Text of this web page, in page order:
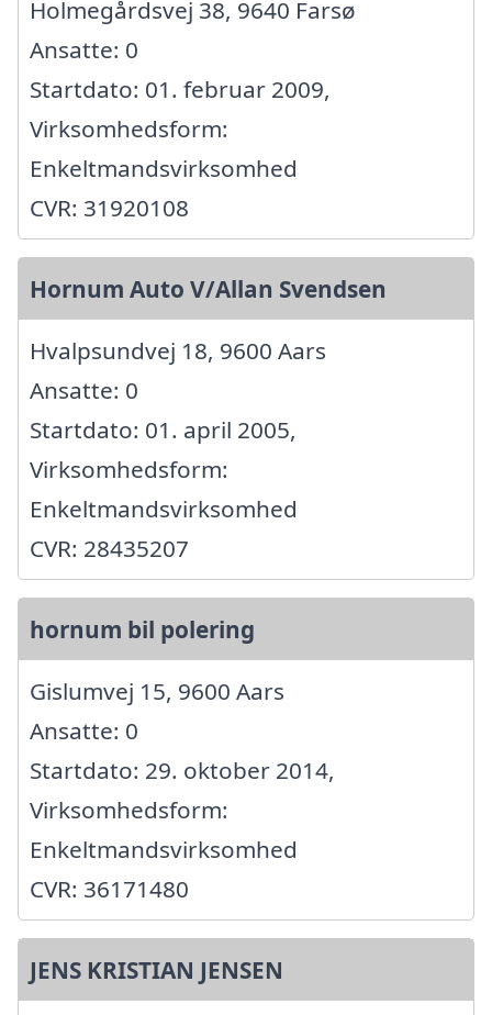
Holmegårdsvej 38, 9640 Farsø
Ansatte: 0
Startdato: 01. februar 2009,
Virksomhedsform:
Enkeltmandsvirksomhed
CVR: 31920108
Hornum Auto V/Allan Svendsen
Hvalpsundvej 18, 9600 Aars
Ansatte: 0
Startdato: 01. april 2005,
Virksomhedsform:
Enkeltmandsvirksomhed
CVR: 28435207
hornum bil polering
Gislumvej 15, 9600 Aars
Ansatte: 0
Startdato: 29. oktober 2014,
Virksomhedsform:
Enkeltmandsvirksomhed
CVR: 36171480
JENS KRISTIAN JENSEN